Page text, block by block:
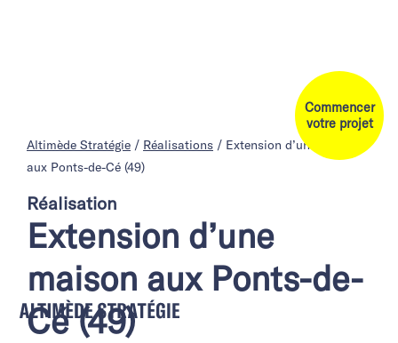
Commencer
votre projet
Altimède Stratégie / Réalisations / Extension d’une maison
aux Ponts-de-Cé (49)
Réalisation
Extension d’une
maison aux Ponts-de-
Cé (49)